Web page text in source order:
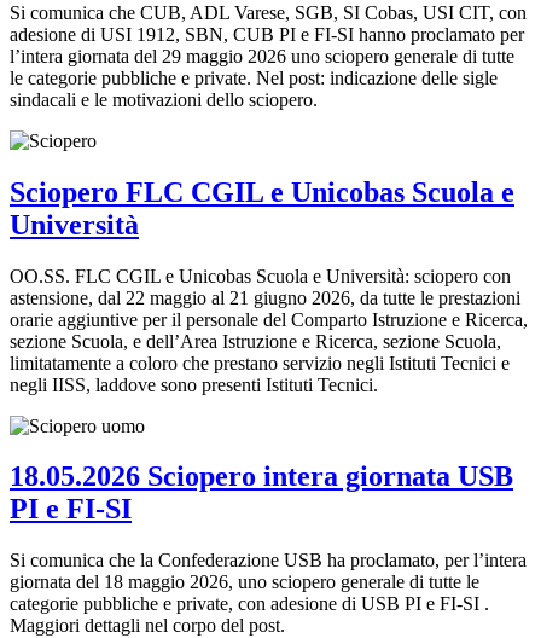
Si comunica che CUB, ADL Varese, SGB, SI Cobas, USI CIT, con
adesione di USI 1912, SBN, CUB PI e FI-SI hanno proclamato per
l’intera giornata del 29 maggio 2026 uno sciopero generale di tutte
le categorie pubbliche e private. Nel post: indicazione delle sigle
sindacali e le motivazioni dello sciopero.
Sciopero FLC CGIL e Unicobas Scuola e
Università
OO.SS. FLC CGIL e Unicobas Scuola e Università: sciopero con
astensione, dal 22 maggio al 21 giugno 2026, da tutte le prestazioni
orarie aggiuntive per il personale del Comparto Istruzione e Ricerca,
sezione Scuola, e dell’Area Istruzione e Ricerca, sezione Scuola,
limitatamente a coloro che prestano servizio negli Istituti Tecnici e
negli IISS, laddove sono presenti Istituti Tecnici.
18.05.2026 Sciopero intera giornata USB
PI e FI-SI
Si comunica che la Confederazione USB ha proclamato, per l’intera
giornata del 18 maggio 2026, uno sciopero generale di tutte le
categorie pubbliche e private, con adesione di USB PI e FI-SI .
Maggiori dettagli nel corpo del post.